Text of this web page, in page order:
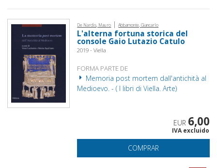
De Nardis, Mauro | Abbamonte, Giancarlo
L'alterna fortuna storica del
console Gaio Lutazio Catulo
2019 - Viella
FORMA PARTE DE
Memoria post mortem dall'antichità al
Medioevo. - ( I libri di Viella. Arte)
EUR 6,00
IVA excluido
COMPRAR